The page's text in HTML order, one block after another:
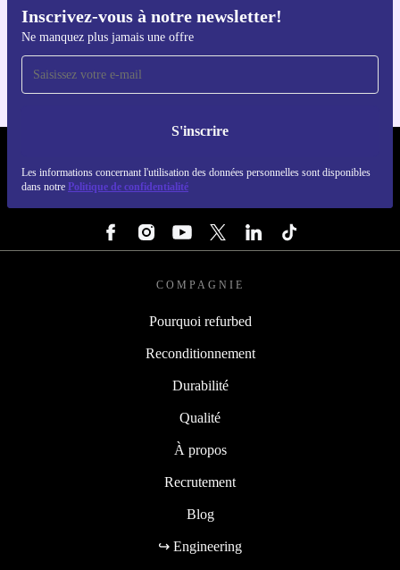
Inscrivez-vous à notre newsletter!
Ne manquez plus jamais une offre
S'inscrire
Les informations concernant l'utilisation des données personnelles sont disponibles
dans notre Politique de confidentialité
Téléchargez l'application refurbed
Pour iOS et Android
COMPAGNIE
Pourquoi refurbed
Reconditionnement
Durabilité
Qualité
À propos
Recrutement
Blog
↪ Engineering